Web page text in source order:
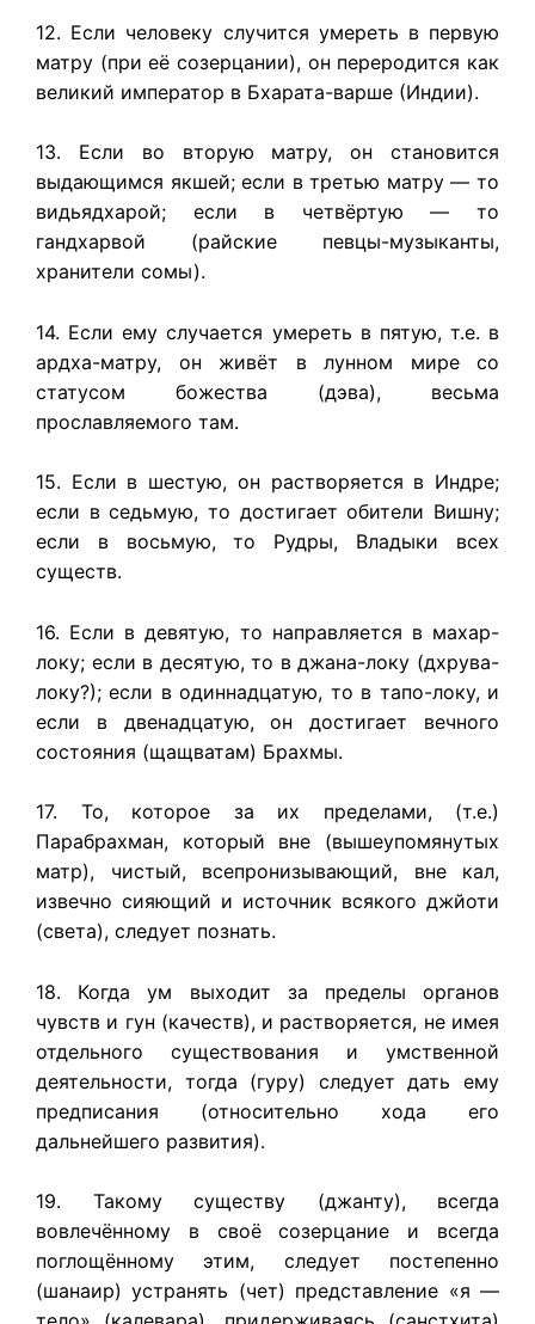
12. Если человеку случится умереть в первую
матру (при её созерцании), он переродится как
великий император в Бхарата-варше (Индии).
13. Если во вторую матру, он становится
выдающимся якшей; если в третью матру — то
видьядхарой; если в четвёртую — то
гандхарвой (райские певцы-музыканты,
хранители сомы).
14. Если ему случается умереть в пятую, т.е. в
ардха-матру, он живёт в лунном мире со
статусом божества (дэва), весьма
прославляемого там.
15. Если в шестую, он растворяется в Индре;
если в седьмую, то достигает обители Вишну;
если в восьмую, то Рудры, Владыки всех
существ.
16. Если в девятую, то направляется в махар-
локу; если в десятую, то в джана-локу (дхрува-
локу?); если в одиннадцатую, то в тапо-локу, и
если в двенадцатую, он достигает вечного
состояния (щащватам) Брахмы.
17. То, которое за их пределами, (т.е.)
Парабрахман, который вне (вышеупомянутых
матр), чистый, всепронизывающий, вне кал,
извечно сияющий и источник всякого джйоти
(света), следует познать.
18. Когда ум выходит за пределы органов
чувств и гун (качеств), и растворяется, не имея
отдельного существования и умственной
деятельности, тогда (гуру) следует дать ему
предписания (относительно хода его
дальнейшего развития).
19. Такому существу (джанту), всегда
вовлечённому в своё созерцание и всегда
поглощённому этим, следует постепенно
(шанаир) устранять (чет) представление «я —